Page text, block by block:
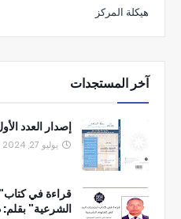
هيكلة المركز
آخر المستجدات
إصدار العدد
يوليو 27, 2024
قراءة في
الشرعية"